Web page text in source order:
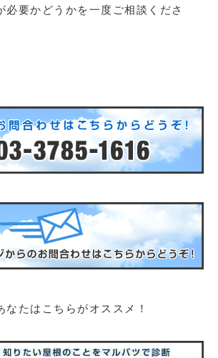
必要かどうかを一度ご相談くださ
なたはこちらがオススメ！